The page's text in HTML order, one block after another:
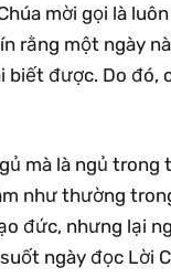
mời gọi là
rằng một ngày
biết được. Do
mà là ngủ
như thường
đức, nhưng lại
ngày đọc Lời